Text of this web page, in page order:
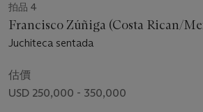
拍品 4
Francisco Zúñiga (Costa Rican/
Juchiteca sentada
估價
USD 250,000 - 350,000